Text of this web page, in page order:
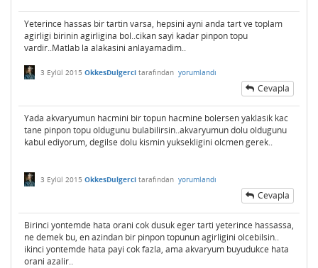
Yeterince hassas bir tartin varsa, hepsini ayni anda tart ve toplam
agirligi birinin agirligina bol..cikan sayi kadar pinpon topu
vardir..Matlab la alakasini anlayamadim..
3 Eylül 2015 OkkesDulgerci tarafından yorumlandı
Cevapla
Yada akvaryumun hacmini bir topun hacmine bolersen yaklasik kac
tane pinpon topu oldugunu bulabilirsin..akvaryumun dolu oldugunu
kabul ediyorum, degilse dolu kismin yuksekligini olcmen gerek..
3 Eylül 2015 OkkesDulgerci tarafından yorumlandı
Cevapla
Birinci yontemde hata orani cok dusuk eger tarti yeterince hassassa,
ne demek bu, en azindan bir pinpon topunun agirligini olcebilsin..
ikinci yontemde hata payi cok fazla, ama akvaryum buyudukce hata
orani azalir..